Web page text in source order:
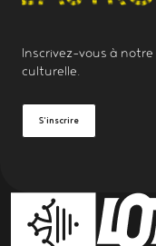
Inscrivez-vous à notre
culturelle.
S'inscrire
PARTENAIRES